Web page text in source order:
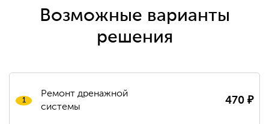
Возможные варианты
решения
Ремонт дренажной
системы
470 ₽